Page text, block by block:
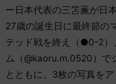
ー日本代表の三笘薫が日
27歳の誕生日に最終節の
テッド戦を終え（●0-2）
ム（@kaoru.m.0520）で
とともに、3枚の写真を